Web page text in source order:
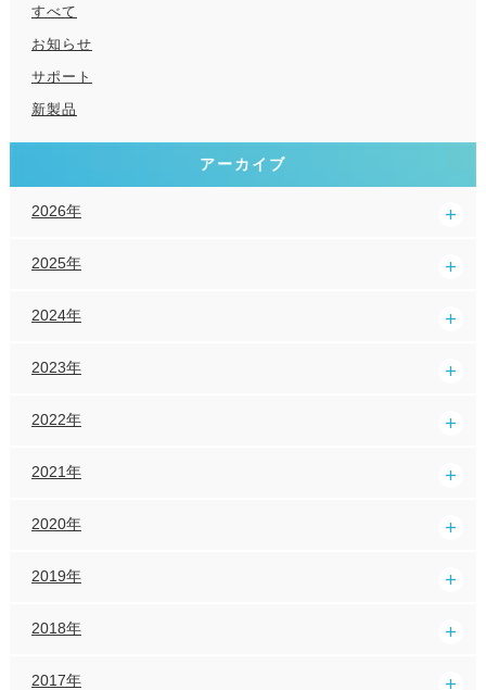
すべて
お知らせ
サポート
新製品
アーカイブ
2026年
2025年
2024年
2023年
2022年
2021年
2020年
2019年
2018年
2017年